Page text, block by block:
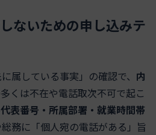
ないための申し込みテ
属している事実」の確認で、 内
くは不在や電話取次不可で起こ
表番号・所属部署・就業時間帯
務に「個人宛の電話がある」旨